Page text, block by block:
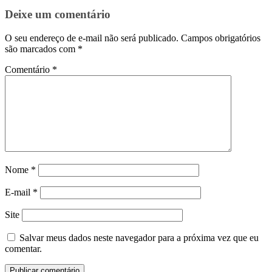
Deixe um comentário
O seu endereço de e-mail não será publicado. Campos obrigatórios
são marcados com *
Comentário *
Nome *
E-mail *
Site
Salvar meus dados neste navegador para a próxima vez que eu
comentar.